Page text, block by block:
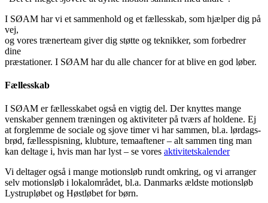
I SØAM har vi et sammenhold og et fællesskab, som hjælper dig på
vej,
og vores trænerteam giver dig støtte og teknikker, som forbedrer
dine
præstationer. I SØAM har du alle chancer for at blive en god løber.
Fællesskab
I SØAM er fællesskabet også en vigtig del. Der knyttes mange
venskaber gennem træningen og aktiviteter på tværs af holdene. Ej
at forglemme de sociale og sjove timer vi har sammen, bl.a. lørdags-
brød, fællesspisning, klubture, temaaftener – alt sammen ting man
kan deltage i, hvis man har lyst – se vores aktivitetskalender
Vi deltager også i mange motionsløb rundt omkring, og vi arranger
selv motionsløb i lokalområdet, bl.a. Danmarks ældste motionsløb
Lystrupløbet og Høstløbet for børn.